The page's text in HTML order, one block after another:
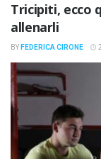
Tricipiti, ecco
allenarli
BY FEDERICA CIRONE